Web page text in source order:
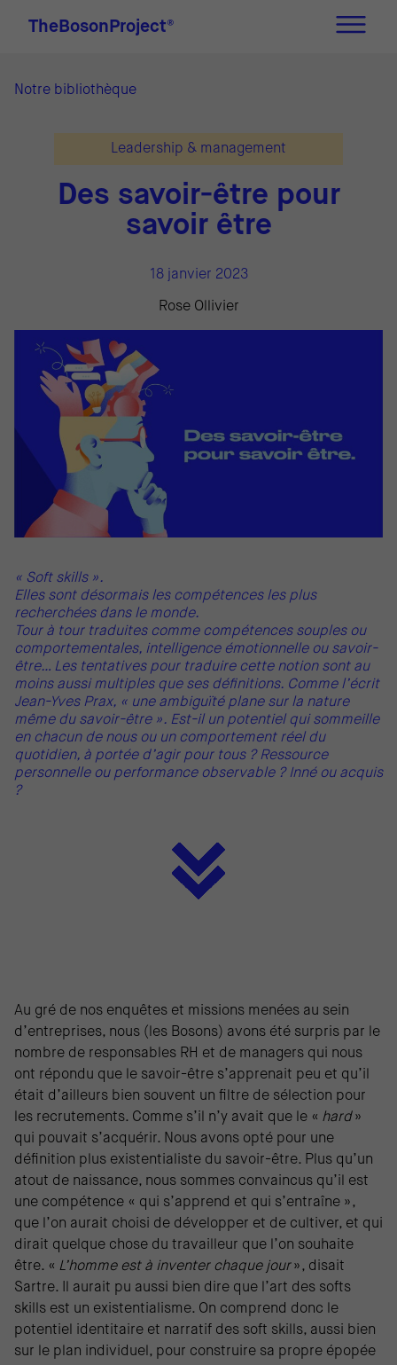
TheBosonProject®
Notre bibliothèque
Leadership & management
Des savoir-être pour
savoir être
18 janvier 2023
Rose Ollivier
« Soft skills ».
Elles sont désormais les compétences les plus
recherchées dans le monde.
Tour à tour traduites comme compétences souples ou
comportementales, intelligence émotionnelle ou savoir-
être… Les tentatives pour traduire cette notion sont au
moins aussi multiples que ses définitions. Comme l’écrit
Jean-Yves Prax, « une ambiguïté plane sur la nature
même du savoir-être ». Est-il un potentiel qui sommeille
en chacun de nous ou un comportement réel du
quotidien, à portée d’agir pour tous ? Ressource
personnelle ou performance observable ? Inné ou acquis
?
Au gré de nos enquêtes et missions menées au sein
d’entreprises, nous (les Bosons) avons été surpris par le
nombre de responsables RH et de managers qui nous
ont répondu que le savoir-être s’apprenait peu et qu’il
était d’ailleurs bien souvent un filtre de sélection pour
les recrutements. Comme s’il n’y avait que le « hard»
qui pouvait s’acquérir. Nous avons opté pour une
définition plus existentialiste du savoir-être. Plus qu’un
atout de naissance, nous sommes convaincus qu’il est
une compétence « qui s’apprend et qui s’entraîne »,
que l’on aurait choisi de développer et de cultiver, et qui
dirait quelque chose du travailleur que l’on souhaite
être. « L’homme est à inventer chaque jour», disait
Sartre. Il aurait pu aussi bien dire que l’art des softs
skills est un existentialisme. On comprend donc le
potentiel identitaire et narratif des soft skills, aussi bien
sur le plan individuel, pour construire sa propre épopée